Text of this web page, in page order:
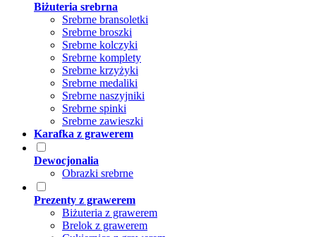
Biżuteria srebrna
Srebrne bransoletki
Srebrne broszki
Srebrne kolczyki
Srebrne komplety
Srebrne krzyżyki
Srebrne medaliki
Srebrne naszyjniki
Srebrne spinki
Srebrne zawieszki
Karafka z grawerem
Dewocjonalia
Obrazki srebrne
Prezenty z grawerem
Biżuteria z grawerem
Brelok z grawerem